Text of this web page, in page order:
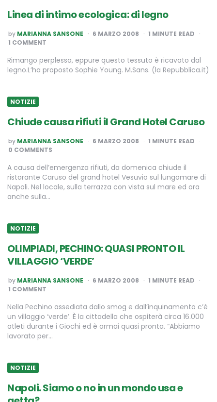
Linea di intimo ecologica: di legno
POSTED
BY
by MARIANNA SANSONE 6 MARZO 2008 1 MINUTE READ
1 COMMENT
Rimango perplessa, eppure questo tessuto è ricavato dal
legno.L’ha proposto Sophie Young. M.Sans. (la Repubblica.it)
NOTIZIE
Chiude causa rifiuti il Grand Hotel Caruso
POSTED
BY
by MARIANNA SANSONE 6 MARZO 2008 1 MINUTE READ
0 COMMENTS
A causa dell’emergenza rifiuti, da domenica chiude il
ristorante Caruso del grand hotel Vesuvio sul lungomare di
Napoli. Nel locale, sulla terrazza con vista sul mare ed ora
anche sulla…
NOTIZIE
OLIMPIADI, PECHINO: QUASI PRONTO IL
VILLAGGIO ‘VERDE’
POSTED
BY
by MARIANNA SANSONE 6 MARZO 2008 1 MINUTE READ
1 COMMENT
Nella Pechino assediata dallo smog e dall’inquinamento c’è
un villaggio ‘verde’. È la cittadella che ospiterà circa 16.000
atleti durante i Giochi ed è ormai quasi pronta. “Abbiamo
lavorato per…
NOTIZIE
Napoli. Siamo o no in un mondo usa e